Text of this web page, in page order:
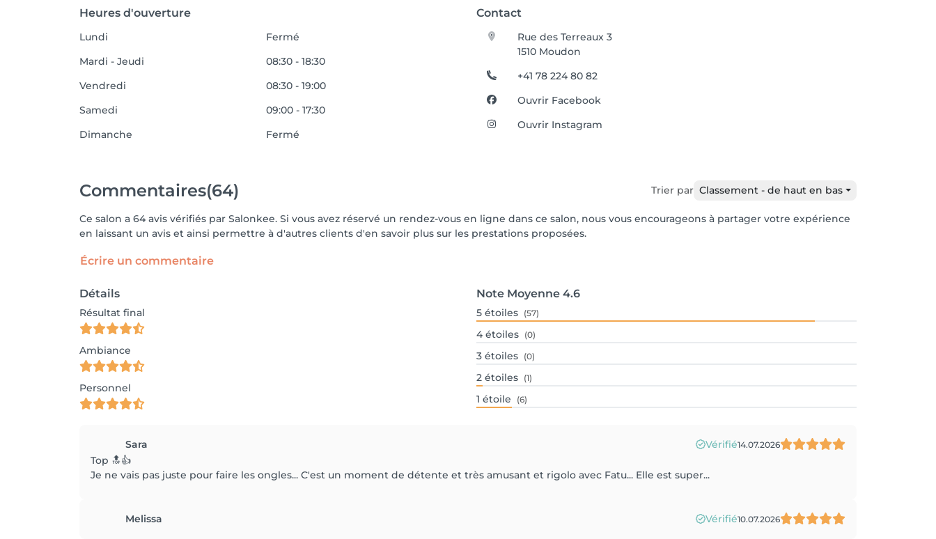
Heures d'ouverture Contact
Lundi
Fermé
Mardi - Jeudi
08:30 - 18:30
Vendredi
08:30 - 19:00
Samedi
09:00 - 17:30
Dimanche
Fermé
Rue des Terreaux 3
1510 Moudon
+41 78 224 80 82
Ouvrir Facebook
Ouvrir Instagram
Commentaires(64) Trier par Classement - de haut en bas
Ce salon a 64 avis vérifiés par Salonkee. Si vous avez réservé un rendez-vous en ligne dans ce salon, nous vous encourageons à partager votre expérience
en laissant un avis et ainsi permettre à d'autres clients d'en savoir plus sur les prestations proposées.
Écrire un commentaire
Détails
Résultat final
Ambiance
Personnel
Note Moyenne 4.6
5 étoiles (57)
4 étoiles (0)
3 étoiles (0)
2 étoiles (1)
1 étoile (6)
Sara Vérifié14.07.2026
Top 🔝👍
Je ne vais pas juste pour faire les ongles... C'est un moment de détente et très amusant et rigolo avec Fatu... Elle est super...
Melissa Vérifié10.07.2026